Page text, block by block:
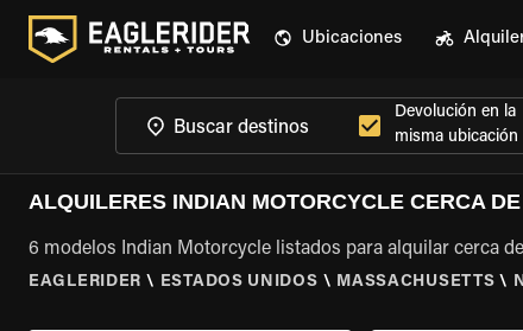
Ubicaciones
Devolución en la
misma ubicación
ALQUILERES INDIAN MOTORCYCLE CERCA
6 modelos Indian Motorcycle listados para alquilar cerca
EAGLERIDER \ ESTADOS UNIDOS \ MASSACHUSETTS \